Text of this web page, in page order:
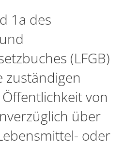
1a des
(LFGB)
zuständigen
von
über
oder